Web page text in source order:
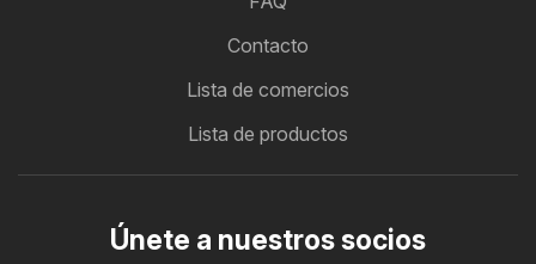
Contacto
Lista de comercios
Lista de productos
Únete a nuestros socios